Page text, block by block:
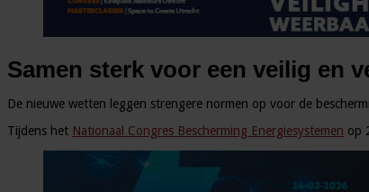
Samen sterk voor een veilig en
De nieuwe wetten leggen strengere normen op voor de
Tijdens het Nationaal Congres Bescherming Energiesystemen op